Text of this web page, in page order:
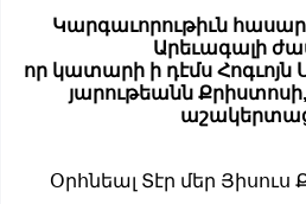
Կարգաւորութիւն
Արեւագալի
որ կատարի ի դէմս Հոգւոյն
յարութեանն
Օրհնեալ Տէր մեր Յիսուս